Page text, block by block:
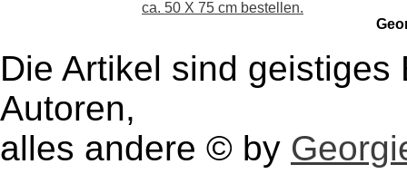
ca. 50 X 75 cm bestellen.
Die Artikel sind
Autoren,
alles andere © by